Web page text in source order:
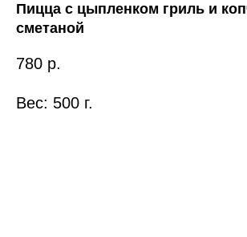
Пицца с цыпленком гриль и
сметаной
780 р.
Вес: 500 г.